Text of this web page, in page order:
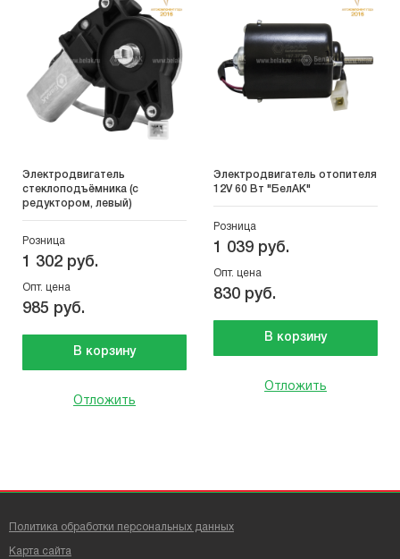
Электродвигатель
стеклоподъёмника (с
редуктором, левый)
Розница
1 302 руб.
Опт. цена
985 руб.
В корзину
Отложить
Электродвигатель отопителя
12V 60 Вт "БелАК"
Розница
1 039 руб.
Опт. цена
830 руб.
В корзину
Отложить
Политика обработки персональных данных
Карта сайта